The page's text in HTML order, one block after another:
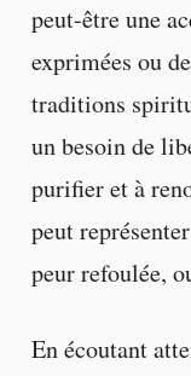
peut-être une
exprimées ou
traditions
un besoin de
purifier et à
peut
peur refoulée,
En écoutant